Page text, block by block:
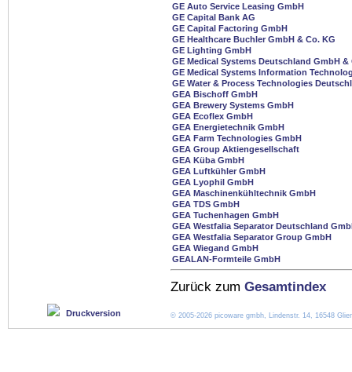
GE Auto Service Leasing GmbH
GE Capital Bank AG
GE Capital Factoring GmbH
GE Healthcare Buchler GmbH & Co. KG
GE Lighting GmbH
GE Medical Systems Deutschland GmbH &
GE Medical Systems Information
GE Water & Process Technologies
GEA Bischoff GmbH
GEA Brewery Systems GmbH
GEA Ecoflex GmbH
GEA Energietechnik GmbH
GEA Farm Technologies GmbH
GEA Group Aktiengesellschaft
GEA Küba GmbH
GEA Luftkühler GmbH
GEA Lyophil GmbH
GEA Maschinenkühltechnik GmbH
GEA TDS GmbH
GEA Tuchenhagen GmbH
GEA Westfalia Separator Deutschland
GEA Westfalia Separator Group GmbH
GEA Wiegand GmbH
GEALAN-Formteile GmbH
Zurück zum Gesamtindex
Druckversion © 2005-2026 picoware gmbh, Lindenstr. 14, 16548